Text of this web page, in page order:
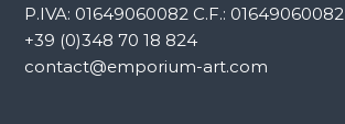
P.IVA: 01649060082 C.F.: 01649060082
+39 (0)348 70 18 824
contact@emporium-art.com